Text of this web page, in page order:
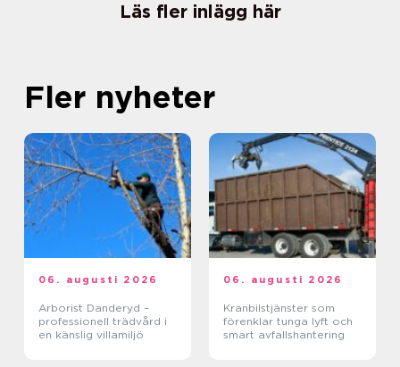
Läs fler inlägg här
Fler nyheter
06. augusti 2026
Arborist Danderyd –
professionell trädvård i
en känslig villamiljö
06. augusti 2026
Kranbilstjänster som
förenklar tunga lyft och
smart avfallshantering